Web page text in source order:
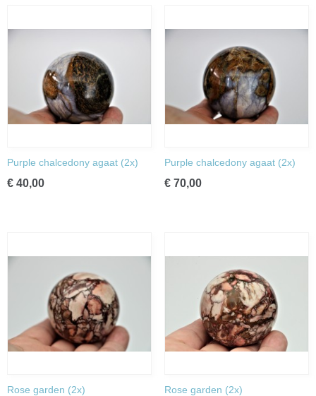
Purple chalcedony agaat (2x)
€ 40,00
Purple chalcedony agaat (2x)
€ 70,00
Rose garden (2x) Rose garden (2x)